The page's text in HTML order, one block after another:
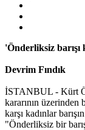
'Önderliksiz
Devrim Fındık
İSTANBUL - Kürt
kararının üzerinden
karşı kadınlar
"Önderliksiz bir